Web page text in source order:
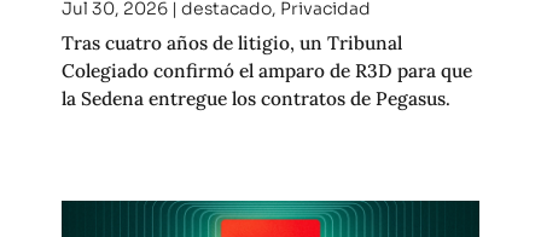
Jul 30, 2026| destacado, Privacidad
Tras cuatro años de litigio, un Tribunal
Colegiado confirmó el amparo de R3D para que
la Sedena entregue los contratos de Pegasus.